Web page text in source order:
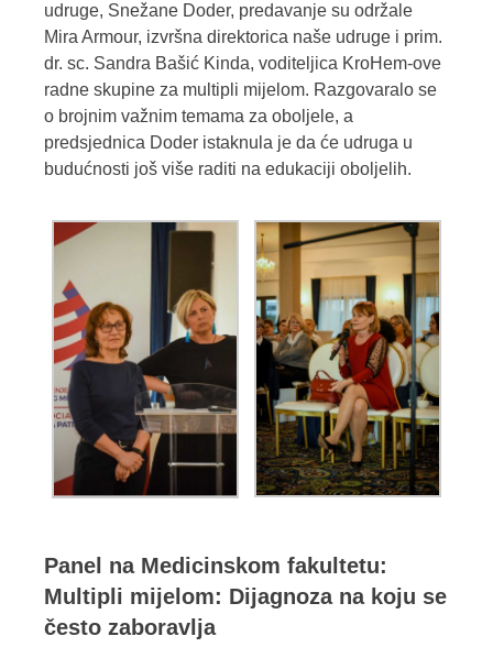
udruge, Snežane Doder, predavanje su održale
Mira Armour, izvršna direktorica naše udruge i prim.
dr. sc. Sandra Bašić Kinda, voditeljica KroHem-ove
radne skupine za multipli mijelom. Razgovaralo se
o brojnim važnim temama za oboljele, a
predsjednica Doder istaknula je da će udruga u
budućnosti još više raditi na edukaciji oboljelih.
Panel na Medicinskom fakultetu:
Multipli mijelom: Dijagnoza na koju se
često zaboravlja